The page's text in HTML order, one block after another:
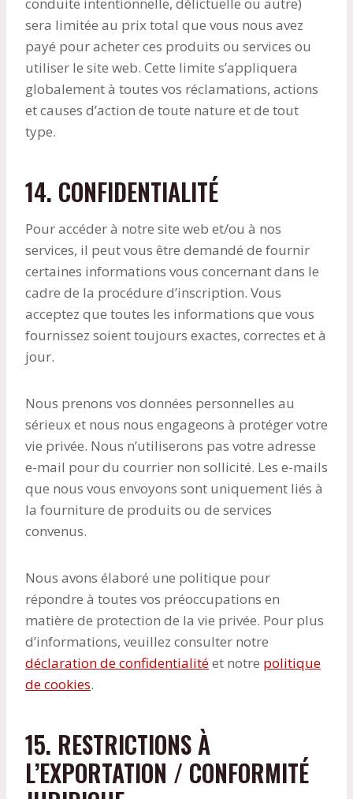
sera limitée au prix total que vous nous avez
payé pour acheter ces produits ou services ou
utiliser le site web. Cette limite s’appliquera
globalement à toutes vos réclamations, actions
et causes d’action de toute nature et de tout
type.
14. CONFIDENTIALITÉ
Pour accéder à notre site web et/ou à nos
services, il peut vous être demandé de fournir
certaines informations vous concernant dans le
cadre de la procédure d’inscription. Vous
acceptez que toutes les informations que vous
fournissez soient toujours exactes, correctes et à
jour.
Nous prenons vos données personnelles au
sérieux et nous nous engageons à protéger votre
vie privée. Nous n’utiliserons pas votre adresse
e-mail pour du courrier non sollicité. Les e-mails
que nous vous envoyons sont uniquement liés à
la fourniture de produits ou de services
convenus.
Nous avons élaboré une politique pour
répondre à toutes vos préoccupations en
matière de protection de la vie privée. Pour plus
d’informations, veuillez consulter notre
déclaration de confidentialitéet notre politique
de cookies.
15. RESTRICTIONS À
L’EXPORTATION / CONFORMITÉ